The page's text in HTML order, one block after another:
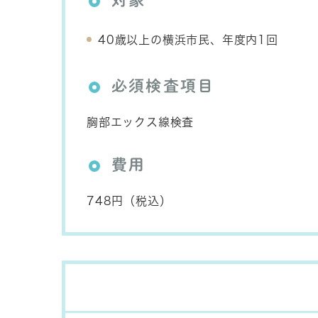
40歳以上の横浜市民、年度内1回
必須検査項目
胸部エックス線検査
費用
748円（税込）